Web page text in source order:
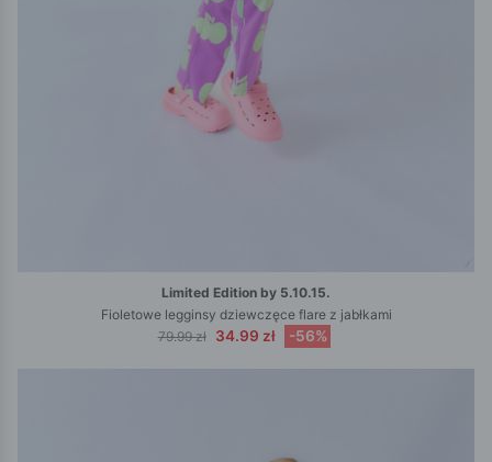
Limited Edition by 5.10.15.
Fioletowe legginsy dziewczęce flare z jabłkami
79.99 zł
34.99 zł -56%